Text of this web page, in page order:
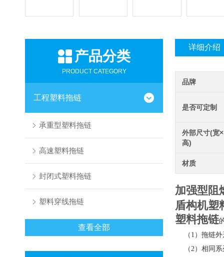
产品分类
PRODUCT CATEGORY
工程塑料拖链
承重型塑料拖链
高速塑料拖链
封闭式塑料拖链
塑料穿线拖链
查看全部
详细介绍
品牌
是否可定制
外部尺寸(宽×
高)
材质
加强型阻
盾构机塑
塑料拖链
（1）拖链外
（2）相同系